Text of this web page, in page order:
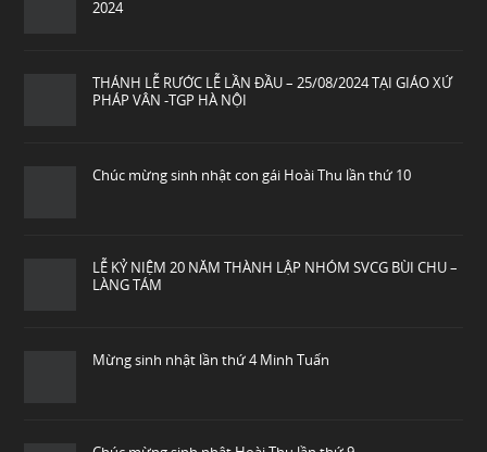
2024
THÁNH LỄ RƯỚC LỄ LẦN ĐẦU – 25/08/2024 TẠI GIÁO XỨ
PHÁP VÂN -TGP HÀ NỘI
Chúc mừng sinh nhật con gái Hoài Thu lần thứ 10
LỄ KỶ NIỆM 20 NĂM THÀNH LẬP NHÓM SVCG BÙI CHU –
LÀNG TÁM
Mừng sinh nhật lần thứ 4 Minh Tuấn